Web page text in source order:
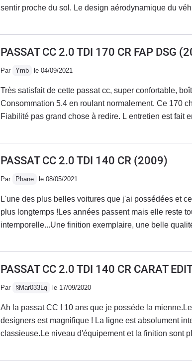
sentir proche du sol. Le design aérodynamique du
cet âge. J’ai aussi apprécié tous les équipements de
véhicule en version Carat édition.Par contre, je suis
globale : énormément de problèmes :Deux turbos HS
km.Vanne EGRCapteur de position d’arbre à
de toit qui se décolleCapteur de stationnement qui ne
plusServomoteur de la clim HSMémoire des sièges
bord qui vibrent.Ce n’est pas ma première mauvaise
PASSAT CC 2.0 TDI 170 CR FAP DSG
Par Ymb le 04/09/2021
Très satisfait de cette passat cc, super confortable,
Consommation 5.4 en roulant normalement. Ce 170
Fiabilité pas grand chose à redire. L entretien est fait
coupé. J'ai fait 40000 km en deux ans et c'est
conduire. Je voulais changer mais finalement je vais la
PASSAT CC 2.0 TDI 140 CR (2009)
Par Phane le 08/05/2021
L'une des plus belles voitures que j'ai possédées et
plus longtemps !Les années passent mais elle reste
intemporelle...Une finition exemplaire, une belle qualité de fabrication,
vu de la longévité des pièces.Dotée d'un grand coffre,
familial.C'est une voiture agréable à conduire, que j'ai
PASSAT CC 2.0 TDI 140 CR CARAT
Par §Mar033Lq le 17/09/2020
Ah la passat CC ! 10 ans que je posséde la
designers est magnifique ! La ligne est absolument
classieuse.Le niveau d'équipement et la finition sont
conception intérieure n'appelle aucune critique et